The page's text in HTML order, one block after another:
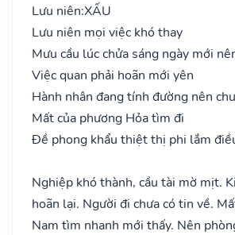
Lưu niên:XẤU
Lưu niên mọi việc khó thay
Mưu cầu lúc chửa sáng ngày mới
Việc quan phải hoãn mới yên
Hành nhân đang tính đường nên
Mất của phương Hỏa tìm đi
Đề phong khẩu thiệt thị phi lắm
Nghiệp khó thành, cầu tài mờ mịt.
hoãn lại. Người đi chưa có tin về.
Nam tìm nhanh mới thấy. Nên